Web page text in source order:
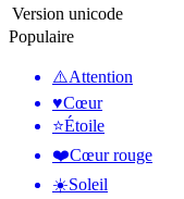
Version unicode
Populaire
⚠️Attention
♥️Cœur
⭐Étoile
❤️Cœur rouge
☀️Soleil